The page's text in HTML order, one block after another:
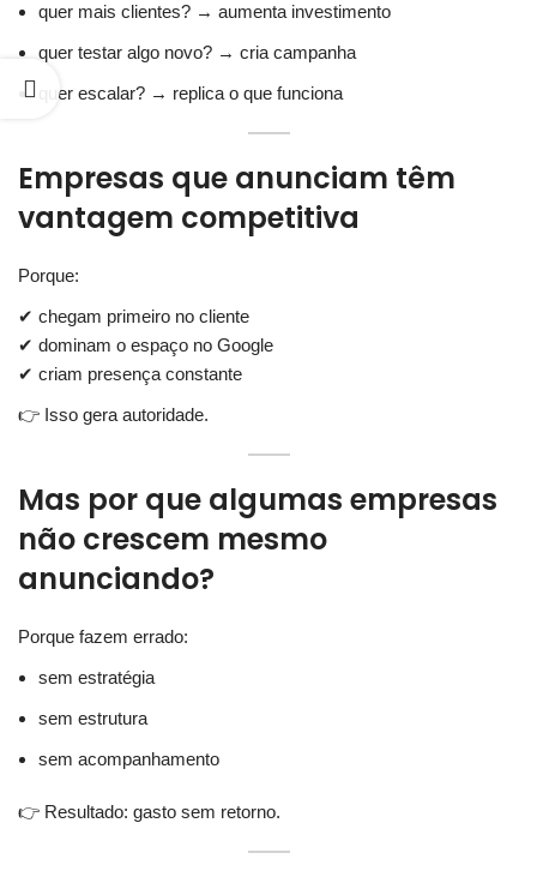
quer mais clientes? → aumenta investimento
quer testar algo novo? → cria campanha
quer escalar? → replica o que funciona
Empresas que anunciam têm
vantagem competitiva
Porque:
✔ chegam primeiro no cliente
✔ dominam o espaço no Google
✔ criam presença constante
👉 Isso gera autoridade.
Mas por que algumas empresas
não crescem mesmo
anunciando?
Porque fazem errado:
sem estratégia
sem estrutura
sem acompanhamento
👉 Resultado: gasto sem retorno.